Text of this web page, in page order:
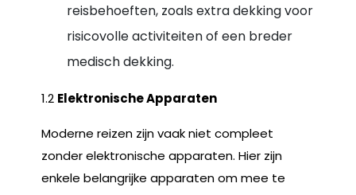
reisbehoeften, zoals extra dekking voor
risicovolle activiteiten of een breder
medisch dekking.
1.2 Elektronische Apparaten
Moderne reizen zijn vaak niet compleet
zonder elektronische apparaten. Hier zijn
enkele belangrijke apparaten om mee te